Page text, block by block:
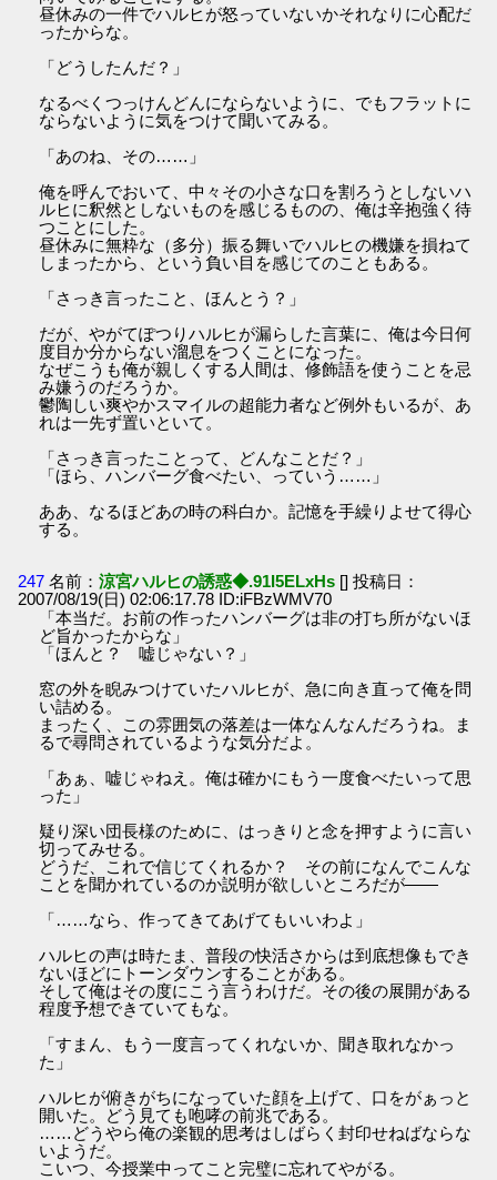
昼休みの一件でハルヒが怒っていないかそれなりに心配だ
ったからな。
「どうしたんだ？」
なるべくつっけんどんにならないように、でもフラットに
ならないように気をつけて聞いてみる。
「あのね、その……」
俺を呼んでおいて、中々その小さな口を割ろうとしないハ
ルヒに釈然としないものを感じるものの、俺は辛抱強く待
つことにした。
昼休みに無粋な（多分）振る舞いでハルヒの機嫌を損ねて
しまったから、という負い目を感じてのこともある。
「さっき言ったこと、ほんとう？」
だが、やがてぽつりハルヒが漏らした言葉に、俺は今日何
度目か分からない溜息をつくことになった。
なぜこうも俺が親しくする人間は、修飾語を使うことを忌
み嫌うのだろうか。
鬱陶しい爽やかスマイルの超能力者など例外もいるが、あ
れは一先ず置いといて。
「さっき言ったことって、どんなことだ？」
「ほら、ハンバーグ食べたい、っていう……」
ああ、なるほどあの時の科白か。記憶を手繰りよせて得心
する。
247 名前：涼宮ハルヒの誘惑◆.91I5ELxHs [] 投稿日：
2007/08/19(日) 02:06:17.78 ID:iFBzWMV70
「本当だ。お前の作ったハンバーグは非の打ち所がないほ
ど旨かったからな」
「ほんと？ 嘘じゃない？」
窓の外を睨みつけていたハルヒが、急に向き直って俺を問
い詰める。
まったく、この雰囲気の落差は一体なんなんだろうね。ま
るで尋問されているような気分だよ。
「あぁ、嘘じゃねえ。俺は確かにもう一度食べたいって思
った」
疑り深い団長様のために、はっきりと念を押すように言い
切ってみせる。
どうだ、これで信じてくれるか？ その前になんでこんな
ことを聞かれているのか説明が欲しいところだが――
「……なら、作ってきてあげてもいいわよ」
ハルヒの声は時たま、普段の快活さからは到底想像もでき
ないほどにトーンダウンすることがある。
そして俺はその度にこう言うわけだ。その後の展開がある
程度予想できていてもな。
「すまん、もう一度言ってくれないか、聞き取れなかっ
た」
ハルヒが俯きがちになっていた顔を上げて、口をがぁっと
開いた。どう見ても咆哮の前兆である。
……どうやら俺の楽観的思考はしばらく封印せねばならな
いようだ。
こいつ、今授業中ってこと完璧に忘れてやがる。